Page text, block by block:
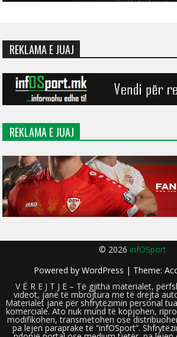
REKLAMA E JUAJ
REKLAMA E JUAJ
© 2026 infOSport
Powered by WordPress | Theme:
V Ë R E J T J E – Të gjitha materialet,
videot, janë të mbrojtura me të drejta
Materialet janë për shfrytëzimin personal
komerciale. Ato nuk mund të kopjohen,
modifikohen, transmetohen ose
pa lejen paraprake të “infOSport”.